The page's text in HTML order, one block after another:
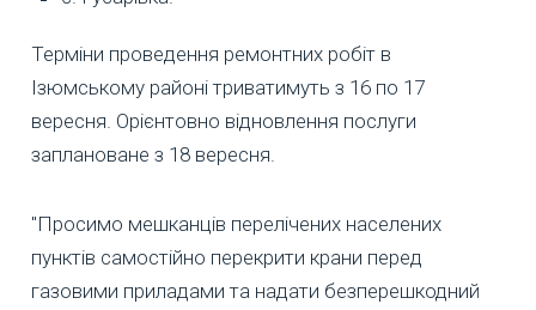
Терміни проведення ремонтних робіт в
Ізюмському районі триватимуть з 16 по 17
вересня. Орієнтовно відновлення послуги
заплановане з 18 вересня.
"Просимо мешканців перелічених населених
пунктів самостійно перекрити крани перед
газовими приладами та надати безперешкодний